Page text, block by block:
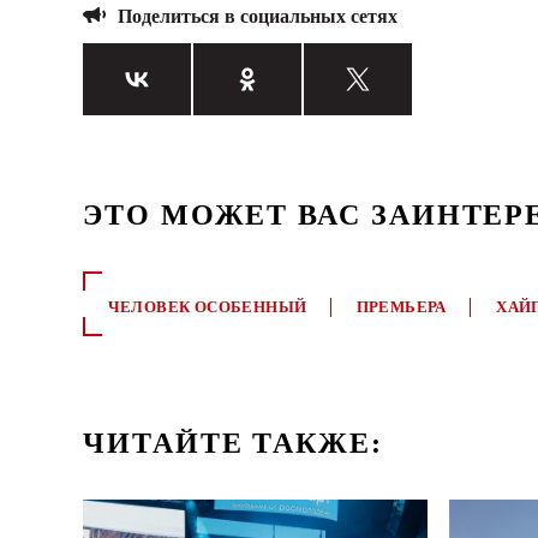
Поделиться в социальных сетях
ЭТО МОЖЕТ ВАС
ЧЕЛОВЕК ОСОБЕННЫЙ ПРЕМЬЕРА
ЧИТАЙТЕ ТАКЖЕ: